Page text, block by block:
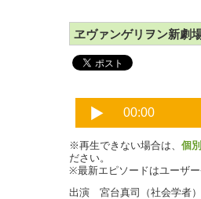
ヱヴァンゲリヲン新劇
※再生できない場合は、 個
ださい。
※最新エピソードはユーザ
出演 宮台真司（社会学者